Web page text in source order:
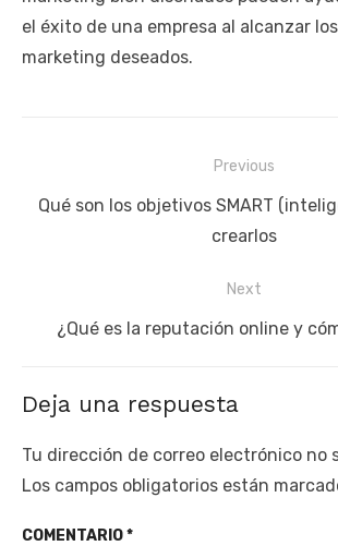
el éxito de una empresa al alcanzar
marketing deseados.
de
Previous
Previous
Qué son los objetivos SMART
crearlos
Next
Next
¿Qué es la reputación online y
Deja una respuesta
Tu dirección de correo electrónico no
Los campos obligatorios están
COMENTARIO*